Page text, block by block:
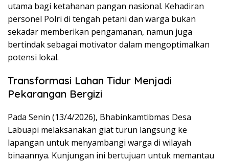
utama bagi ketahanan pangan nasional. Kehadiran
personel Polri di tengah petani dan warga bukan
sekadar memberikan pengamanan, namun juga
bertindak sebagai motivator dalam mengoptimalkan
potensi lokal.
Transformasi Lahan Tidur Menjadi
Pekarangan Bergizi
Pada Senin (13/4/2026), Bhabinkamtibmas Desa
Labuapi melaksanakan giat turun langsung ke
lapangan untuk menyambangi warga di wilayah
binaannya. Kunjungan ini bertujuan untuk memantau